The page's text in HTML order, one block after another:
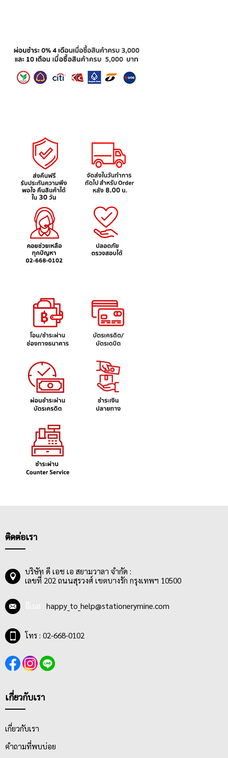
ติดต่อเรา
บริษัท ดี เอช เอ สยามวาลา จำกัด :
เลขที่ 202 ถนนสุรวงศ์ เขตบางรัก กรุงเทพฯ 10500
happy_to_help@stationerymine.com
โทร : 02-668-0102
เกี่ยวกับเรา
เกี่ยวกับเรา
คำถามที่พบบ่อย